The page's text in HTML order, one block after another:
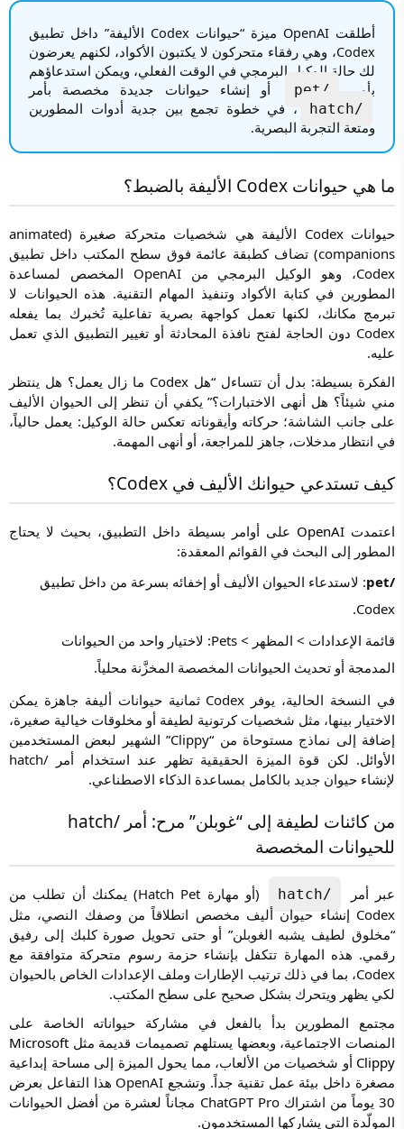
أطلقت OpenAI ميزة “حيوانات Codex الأليفة” داخل تطبيق
Codex، وهي رفقاء متحركون لا يكتبون الأكواد، لكنهم يعرضون
لك حالة الوكيل البرمجي في الوقت الفعلي، ويمكن استدعاؤهم
بأمر
/pet أو إنشاء حيوانات جديدة مخصصة بأمر
/hatch
، في خطوة تجمع بين جدية أدوات المطورين
ومتعة التجربة البصرية.
ما هي حيوانات Codex الأليفة بالضبط؟
حيوانات Codex الأليفة هي شخصيات متحركة صغيرة (animated
companions) تضاف كطبقة عائمة فوق سطح المكتب داخل تطبيق
Codex، وهو الوكيل البرمجي من OpenAI المخصص لمساعدة
المطورين في كتابة الأكواد وتنفيذ المهام التقنية. هذه الحيوانات لا
تبرمج مكانك، لكنها تعمل كواجهة بصرية تفاعلية تُخبرك بما يفعله
Codex دون الحاجة لفتح نافذة المحادثة أو تغيير التطبيق الذي تعمل
عليه.
الفكرة بسيطة: بدل أن تتساءل “هل Codex ما زال يعمل؟ هل ينتظر
مني شيئاً؟ هل أنهى الاختبارات؟” يكفي أن تنظر إلى الحيوان الأليف
على جانب الشاشة؛ حركاته وأيقوناته تعكس حالة الوكيل: يعمل حالياً،
في انتظار مدخلات، جاهز للمراجعة، أو أنهى المهمة.
كيف تستدعي حيوانك الأليف في Codex؟
اعتمدتOpenAI على أوامر بسيطة داخل التطبيق، بحيث لا يحتاج
المطور إلى البحث في القوائم المعقدة:
/pet
: لاستدعاء الحيوان الأليف أو إخفائه بسرعة من داخل تطبيق
Codex.
قائمة الإعدادات > المظهر > Pets: لاختيار واحد من الحيوانات
المدمجة أو تحديث الحيوانات المخصصة المخزَّنة محلياً.
في النسخة الحالية، يوفر Codex ثمانية حيوانات أليفة جاهزة يمكن
الاختيار بينها، مثل شخصيات كرتونية لطيفة أو مخلوقات خيالية صغيرة،
إضافة إلى نماذج مستوحاة من “Clippy” الشهير لبعض المستخدمين
الأوائل. لكن قوة الميزة الحقيقية تظهر عند استخدام أمر /hatch
لإنشاء حيوان جديد بالكامل بمساعدة الذكاء الاصطناعي.
من كائنات لطيفة إلى “غوبلن” مرح: أمر /hatch
للحيوانات المخصصة
عبر أمر /hatch
(أو مهارة Hatch Pet) يمكنك أن تطلب من
Codex إنشاء حيوان أليف مخصص انطلاقاً من وصفك النصي، مثل
“مخلوق لطيف يشبه الغوبلن” أو حتى تحويل صورة كلبك إلى رفيق
رقمي. هذه المهارة تتكفل بإنشاء حزمة رسوم متحركة متوافقة مع
Codex، بما في ذلك ترتيب الإطارات وملف الإعدادات الخاص بالحيوان
لكي يظهر ويتحرك بشكل صحيح على سطح المكتب.
مجتمع المطورين بدأ بالفعل في مشاركة حيواناته الخاصة على
المنصات الاجتماعية، وبعضها يستلهم تصميمات قديمة مثل Microsoft
Clippy أو شخصيات من الألعاب، مما يحول الميزة إلى مساحة إبداعية
مصغرة داخل بيئة عمل تقنية جداً. وتشجع OpenAI هذا التفاعل بعرض
30 يوماً من اشتراك ChatGPT Pro مجاناً لعشرة من أفضل الحيوانات
المولّدة التي يشاركها المستخدمون.